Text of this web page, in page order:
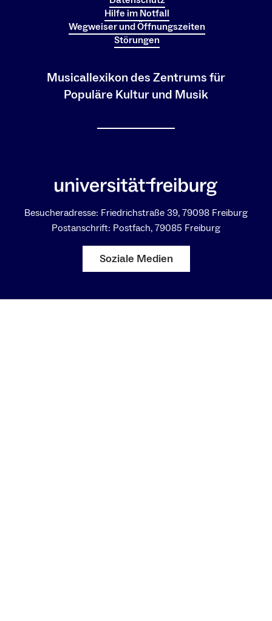
Hilfe im Notfall
Wegweiser und Öffnungszeiten
Störungen
Musicallexikon des Zentrums für
Populäre Kultur und Musik
Besucheradresse: Friedrichstraße 39, 79098 Freiburg
Postanschrift: Postfach, 79085 Freiburg
Soziale Medien